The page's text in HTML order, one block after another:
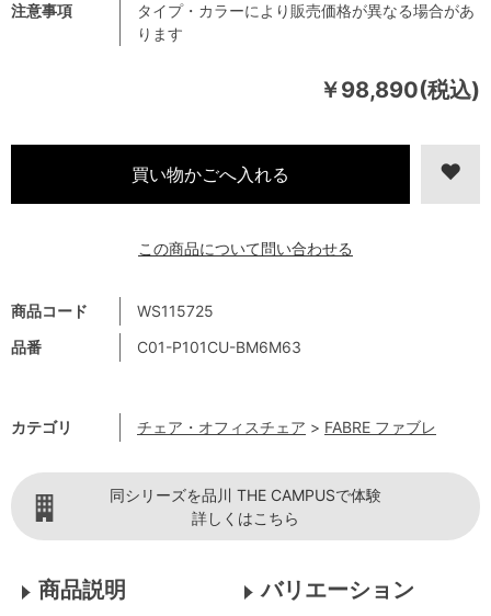
￥98,890(税込)
商品コード
WS115725
品番
C01-P101CU-BM6M63
カテゴリ チェア・オフィスチェア > FABRE ファブレ
注意事項
タイプ・カラーにより販売価格が異なる場合があ
ります
この商品について問い合わせる
同シリーズを品川 THE CAMPUSで体験
詳しくはこちら
商品説明 バリエーション